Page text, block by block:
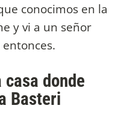
conocimos en la
y vi a un señor
donde
Basteri